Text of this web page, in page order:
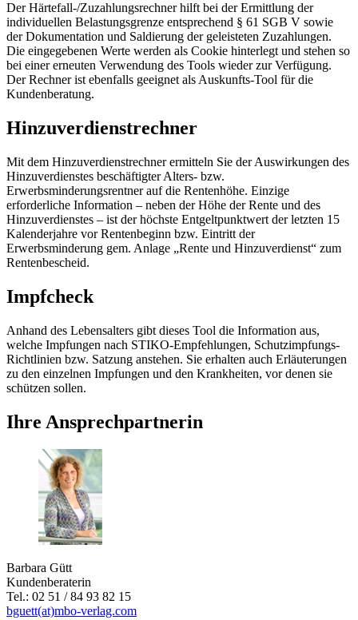
Der Härtefall-/Zuzahlungsrechner hilft bei der Ermittlung der
individuellen Belastungsgrenze entsprechend § 61 SGB V sowie
der Dokumentation und Saldierung der geleisteten Zuzahlungen.
Die eingegebenen Werte werden als Cookie hinterlegt und stehen so
bei einer erneuten Verwendung des Tools wieder zur Verfügung.
Der Rechner ist ebenfalls geeignet als Auskunfts-Tool für die
Kundenberatung.
Hinzuverdienstrechner
Mit dem Hinzuverdienstrechner ermitteln Sie der Auswirkungen des
Hinzuverdienstes beschäftigter Alters- bzw.
Erwerbsminderungsrentner auf die Rentenhöhe. Einzige
erforderliche Information – neben der Höhe der Rente und des
Hinzuverdienstes – ist der höchste Entgeltpunktwert der letzten 15
Kalenderjahre vor Rentenbeginn bzw. Eintritt der
Erwerbsminderung gem. Anlage „Rente und Hinzuverdienst“ zum
Rentenbescheid.
Impfcheck
Anhand des Lebensalters gibt dieses Tool die Information aus,
welche Impfungen nach STIKO-Empfehlungen, Schutzimpfungs-
Richtlinien bzw. Satzung anstehen. Sie erhalten auch Erläuterungen
zu den einzelnen Impfungen und den Krankheiten, vor denen sie
schützen sollen.
Ihre Ansprechpartnerin
Barbara Gütt
Kundenberaterin
Tel.: 02 51 / 84 93 82 15
bguett(at)mbo-verlag.com